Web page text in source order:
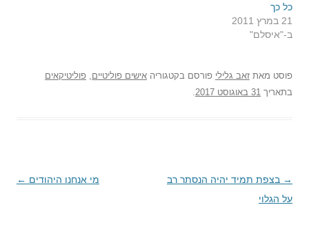
כל כך
21 במרץ 2011
ב-"איסלם"
פוסט מאת זאב גלילי פורסם בקטגוריה אישים פוליטיים, פוליטיקאים
בתאריך 31 באוגוסט 2017 .
ניווט
בפוסטים
→ בצפת תמיד יהיה הנסתר רב
על הגלוי
מי אנחנו היהודים ←